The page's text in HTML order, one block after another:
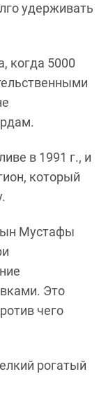
удерживать
когда 5000
в 1991 г., и
который
Мустафы
Это
чего
рогатый